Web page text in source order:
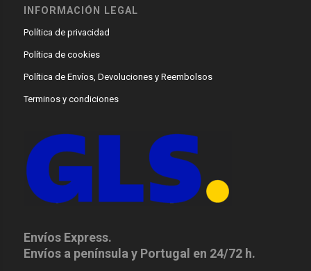
INFORMACIÓN LEGAL
Política de privacidad
Política de cookies
Política de Envíos, Devoluciones y Reembolsos
Terminos y condiciones
Envíos Express.
Envíos a península y Portugal en 24/72 h.